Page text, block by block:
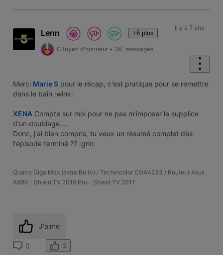
Lenn +6 plus
Citoyen d'honneur • 3K messages
il y a 7 ans
Merci Marie Spour le récap, c'est pratique pour se remettre
dans le bain :wink:
XENACompte sur moi pour ne pas m'imposer le supplice
d'un doublage....
Donc, j'ai bien compris, tu veux un résumé complet dès
l'épisode terminé ?? :grin:
Quatro Giga Max (extra Be tv) / Technicolor CGA4233 / Routeur Asus
AX86 - Shield TV 2019 Pro - Shield TV 2017
J'aime
0 2